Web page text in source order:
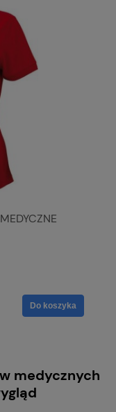
Do koszyka
medycznych